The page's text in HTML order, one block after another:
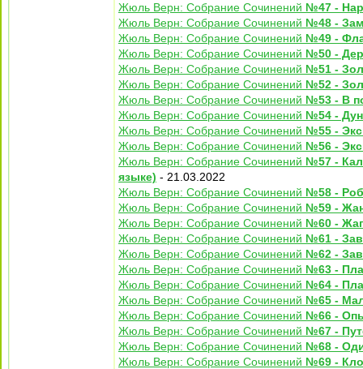
Жюль Верн: Собрание Сочинений №47 -
Жюль Верн: Собрание Сочинений №48 -
Жюль Верн: Собрание Сочинений №49 -
Жюль Верн: Собрание Сочинений №50 -
Жюль Верн: Собрание Сочинений №51 -
Жюль Верн: Собрание Сочинений №52 -
Жюль Верн: Собрание Сочинений №53 - В
Жюль Верн: Собрание Сочинений №54 -
Жюль Верн: Собрание Сочинений №55 -
Жюль Верн: Собрание Сочинений №56 -
Жюль Верн: Собрание Сочинений №57 -
языке) - 21.03.2022
Жюль Верн: Собрание Сочинений №58 -
Жюль Верн: Собрание Сочинений №59 -
Жюль Верн: Собрание Сочинений №60 -
Жюль Верн: Собрание Сочинений №61 -
Жюль Верн: Собрание Сочинений №62 -
Жюль Верн: Собрание Сочинений №63 -
Жюль Верн: Собрание Сочинений №64 -
Жюль Верн: Собрание Сочинений №65 -
Жюль Верн: Собрание Сочинений №66 -
Жюль Верн: Собрание Сочинений №67 -
Жюль Верн: Собрание Сочинений №68 -
Жюль Верн: Собрание Сочинений №69 -